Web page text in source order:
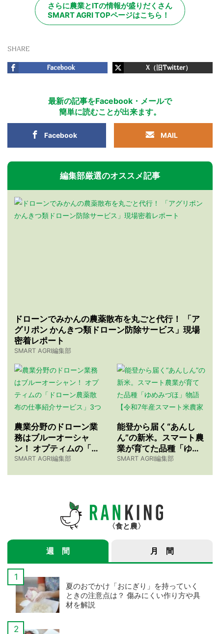
さらに農業とITの情報が盛りだくさん
SMART AGRI TOPページはこちら！
SHARE
Facebook X（旧Twitter）
最新の記事をFacebook・メールで
簡単に読むことが出来ます。
Facebook MAIL
編集部厳選のオススメ記事
ドローンでみかんの農薬散布を丸ごと代行！ 「ア
グリポン かんきつ類ドローン防除サービス」現場
密着レポート
SMART AGRI編集部
農業分野のドローン業
務はブルーオーシャ
ン！ オプティムの「ド
ローン農薬散布の仕事
SMART AGRI編集部
能登から届く“あんし
ん”の新米。スマート農
業が育てた品種「ゆめ
みづほ」物語 【令和7
SMART AGRI編集部
食と農
週 間 月 間
夏のおでかけ「おにぎり」を持っていく
ときの注意点は？ 傷みにくい作り方や具
材を解説